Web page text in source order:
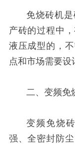
免烧砖机
产砖的过程中
液压成型的，
点和市场需要设
二、变频免
变频免烧
强、全密封防